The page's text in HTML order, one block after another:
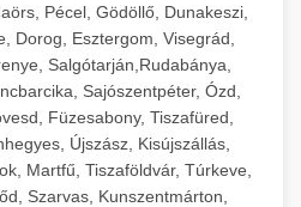
konyhai megoldások
Pécel, Gödöllő, Dunakeszi,
Dorog, Esztergom, Visegrád,
Salgótarján,Rudabánya,
Sajószentpéter, Ózd,
Füzesabony, Tiszafüred,
Újszász, Kisújszállás,
Martfű, Tiszaföldvár, Túrkeve,
Szarvas, Kunszentmárton,